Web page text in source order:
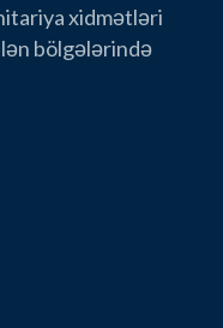
xidmətləri
bölgələrində